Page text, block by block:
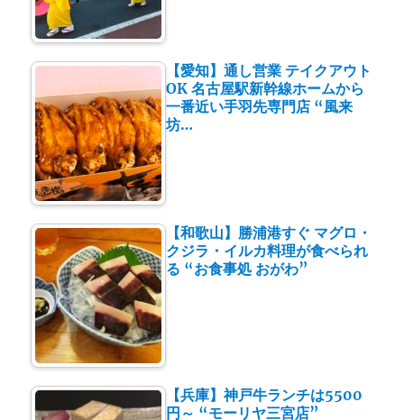
【愛知】通し営業 テイクアウト
OK 名古屋駅新幹線ホームから
一番近い手羽先専門店 “風来
坊…
【和歌山】勝浦港すぐ マグロ・
クジラ・イルカ料理が食べられ
る “お食事処 おがわ”
【兵庫】神戸牛ランチは5500
円～ “モーリヤ三宮店”